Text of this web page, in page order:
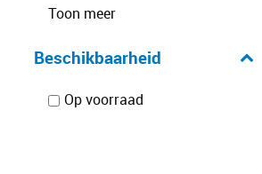
Toon meer
Beschikbaarheid
Op voorraad